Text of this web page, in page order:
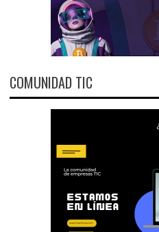
COMUNIDAD TIC